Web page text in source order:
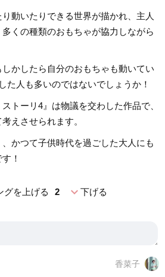
動いたりできる世界が描かれ、主人
くの種類のおもちゃが協力しながら
かしたら自分のおもちゃも動いてい
た人も多いのではないでしょうか！
トーリ4』は物議を交わした作品で、
えさせられます。
かつて子供時代を過ごした大人にも
！
グを上げる 2 expand_more下げる
香菜子